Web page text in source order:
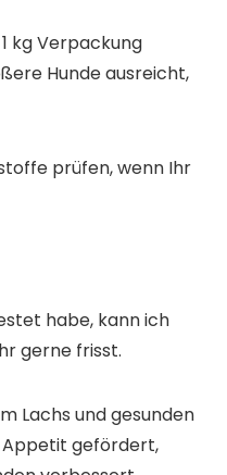
kg Verpackung
Hunde ausreicht,
prüfen, wenn Ihr
habe, kann ich
gerne frisst.
Lachs und gesunden
gefördert,